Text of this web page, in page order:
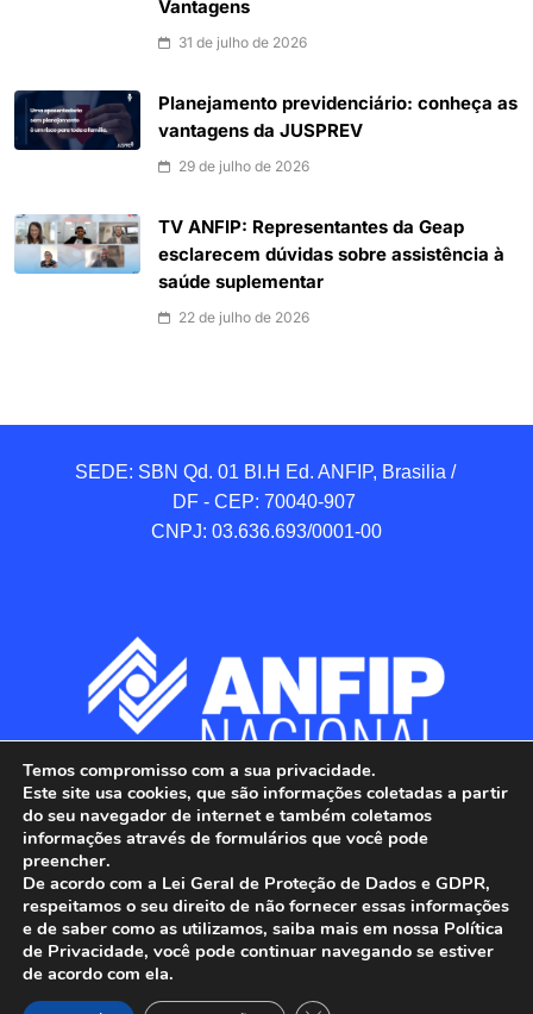
Vantagens
31 de julho de 2026
Planejamento previdenciário: conheça as
vantagens da JUSPREV
29 de julho de 2026
TV ANFIP: Representantes da Geap
esclarecem dúvidas sobre assistência à
saúde suplementar
22 de julho de 2026
SEDE: SBN Qd. 01 BI.H Ed. ANFIP, Brasilia /
DF - CEP: 70040-907
CNPJ: 03.636.693/0001-00
ANFIP - Associação Nacional dos Auditores
Fiscais da Receita Federal do Brasil.
Temos compromisso com a sua privacidade.
Este site usa cookies, que são informações coletadas a partir
do seu navegador de internet e também coletamos
informações através de formulários que você pode
preencher.
De acordo com a Lei Geral de Proteção de Dados e GDPR,
respeitamos o seu direito de não fornecer essas informações
e de saber como as utilizamos, saiba mais em nossa Política
de Privacidade, você pode continuar navegando se estiver
de acordo com ela.